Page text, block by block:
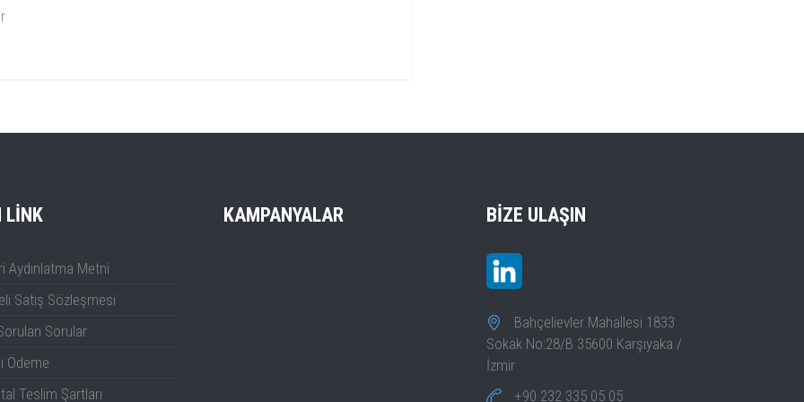
LINK
Aydınlatma Metni
Satış Sözleşmesi
Sorular
Ödeme
Teslim Şartları
KAMPANYALAR BIZE ULAŞIN
Bahçelievler Mahallesi 1833
Sokak No:28/B 35600 Karşıyaka /
İzmir
+90 232 335 05 05